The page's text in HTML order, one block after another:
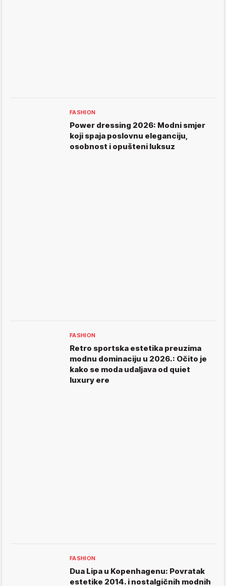
FASHION
Power dressing 2026: Modni smjer
koji spaja poslovnu eleganciju,
osobnost i opušteni luksuz
FASHION
Retro sportska estetika preuzima
modnu dominaciju u 2026.: Očito je
kako se moda udaljava od quiet
luxury ere
FASHION
Dua Lipa u Kopenhagenu: Povratak
estetike 2014. i nostalgičnih modnih